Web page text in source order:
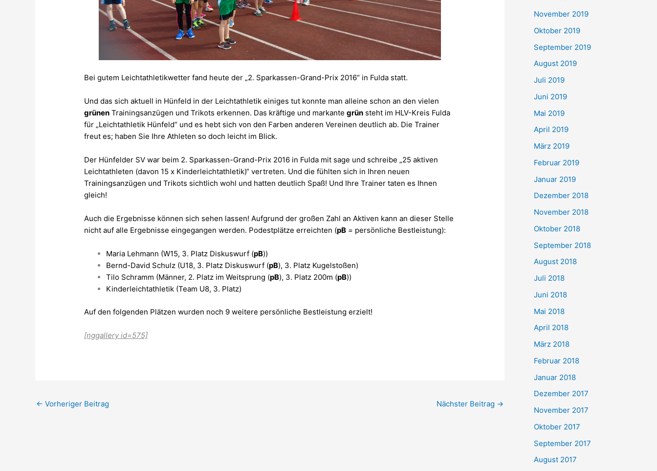
Bei gutem Leichtathletikwetter fand heute der „2. Sparkassen-Grand-Prix 2016“ in Fulda statt.
Und das sich aktuell in Hünfeld in der Leichtathletik einiges tut konnte man alleine schon an den vielen
grünen Trainingsanzügen und Trikots erkennen. Das kräftige und markantegrün steht im HLV-Kreis Fulda
für „Leichtathletik Hünfeld“ und es hebt sich von den Farben anderen Vereinen deutlich ab. Die Trainer
freut es; haben Sie Ihre Athleten so doch leicht im Blick.
Der Hünfelder SV war beim 2. Sparkassen-Grand-Prix 2016 in Fulda mit sage und schreibe „25 aktiven
Leichtathleten (davon 15 x Kinderleichtathletik)“ vertreten. Und die fühlten sich in Ihren neuen
Trainingsanzügen und Trikots sichtlich wohl und hatten deutlich Spaß! Und Ihre Trainer taten es Ihnen
gleich!
Auch die Ergebnisse können sich sehen lassen! Aufgrund der großen Zahl an Aktiven kann an dieser Stelle
nicht auf alle Ergebnisse eingegangen werden. Podestplätze erreichten (pB = persönliche Bestleistung):
Maria Lehmann (W15, 3. Platz Diskuswurf (pB))
Bernd-David Schulz (U18, 3. Platz Diskuswurf (pB), 3. Platz Kugelstoßen)
Tilo Schramm (Männer, 2. Platz im Weitsprung (pB), 3. Platz 200m (pB))
Kinderleichtathletik (Team U8, 3. Platz)
Auf den folgenden Plätzen wurden noch 9 weitere persönliche Bestleistung erzielt!
[nggallery id=575]
← Vorheriger Beitrag Nächster Beitrag →
November 2019
Oktober 2019
September 2019
August 2019
Juli 2019
Juni 2019
Mai 2019
April 2019
März 2019
Februar 2019
Januar 2019
Dezember 2018
November 2018
Oktober 2018
September 2018
August 2018
Juli 2018
Juni 2018
Mai 2018
April 2018
März 2018
Februar 2018
Januar 2018
Dezember 2017
November 2017
Oktober 2017
September 2017
August 2017